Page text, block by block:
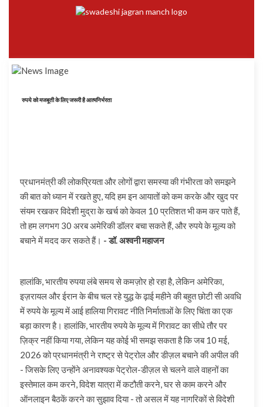
रुपये को मजबूती के लिए जरूरी है आत्मनिर्भरता
प्रधानमंत्री की लोकप्रियता और लोगों द्वारा समस्या की गंभीरता को समझने
की बात को ध्यान में रखते हुए, यदि हम इन आयातों को कम करके और खुद पर
संयम रखकर विदेशी मुद्रा के खर्च को केवल 10 प्रतिशत भी कम कर पाते हैं,
तो हम लगभग 30 अरब अमेरिकी डॉलर बचा सकते हैं, और रुपये के मूल्य को
बचाने में मदद कर सकते हैं। - डॉ. अश्वनी महाजन
हालांकि, भारतीय रुपया लंबे समय से कमज़ोर हो रहा है, लेकिन अमेरिका,
इज़रायल और ईरान के बीच चल रहे युद्ध के ढ़ाई महीने की बहुत छोटी सी अवधि
में रुपये के मूल्य में आई हालिया गिरावट नीति निर्माताओं के लिए चिंता का एक
बड़ा कारण है। हालांकि, भारतीय रुपये के मूल्य में गिरावट का सीधे तौर पर
ज़िक्र नहीं किया गया, लेकिन यह कोई भी समझ सकता है कि जब 10 मई,
2026 को प्रधानमंत्री ने राष्ट्र से पेट्रोल और डीज़ल बचाने की अपील की
- जिसके लिए उन्होंने अनावश्यक पेट्रोल-डीज़ल से चलने वाले वाहनों का
इस्तेमाल कम करने, विदेश यात्रा में कटौती करने, घर से काम करने और
ऑनलाइन बैठकें करने का सुझाव दिया - तो असल में यह नागरिकों से विदेशी